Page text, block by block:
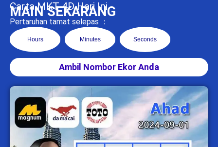
Carta MKT 4D Hari Ini
MAIN SEKARANG
Pertaruhan tamat selepas ：
Hours Minutes Seconds
Ambil Nombor Ekor Anda